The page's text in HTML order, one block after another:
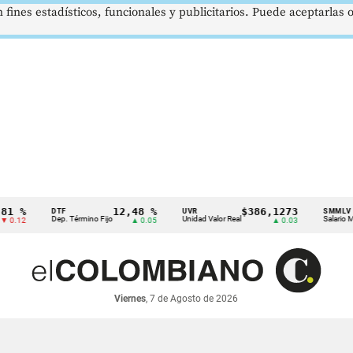
DTF
Dep. Término Fijo
12,48 %
▲ 0.05
UVR
Unidad Valor Real
$386,1273
▲ 0.03
SMMLV
Salario Mínimo
Viernes, 7 de Agosto de 2026
estadísticos, funcionales y publicitarios. Puede aceptarlas